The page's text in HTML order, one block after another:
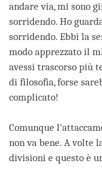
andare via, mi sono
sorridendo. Ho
sorridendo. Ebbi la
modo apprezzato il
avessi trascorso più
di filosofia, forse
complicato!
Comunque
non va bene. A volte
divisioni e questo è